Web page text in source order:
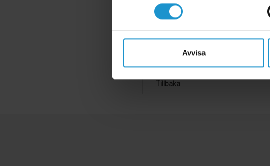
Avvisa
Lilla delen: 3,5x1,8 cm
Vajern är 23 cm lång.
Tillbaka